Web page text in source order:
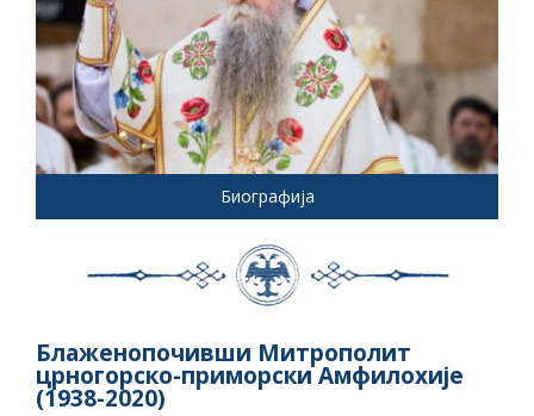
Биографија
Блаженопочивши Митрополит
црногорско-приморски Амфилохије
(1938-2020)